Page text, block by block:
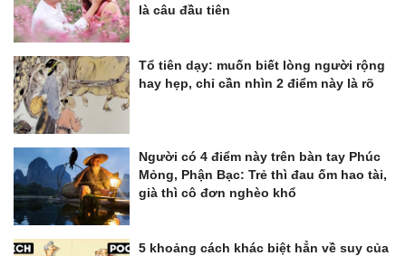
là câu đầu tiên
Tổ tiên dạy: muốn biết lòng người rộng
hay hẹp, chỉ cần nhìn 2 điểm này là rõ
Người có 4 điểm này trên bàn tay Phúc
Mỏng, Phận Bạc: Trẻ thì đau ốm hao tài,
già thì cô đơn nghèo khổ
5 khoảng cách khác biệt hẳn về suy của